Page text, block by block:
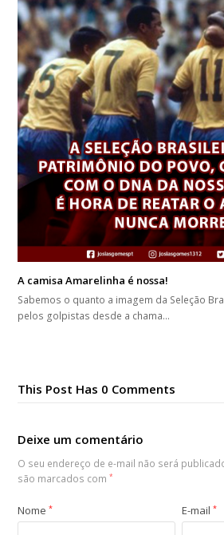
A camisa Amarelinha é nossa!
Sabemos o quanto a imagem da Seleção
pelos golpistas desde a chama…
This Post Has 0 Comments
Deixe um comentário
O seu endereço de e-mail não será
são marcados com*
Nome* E-mail*